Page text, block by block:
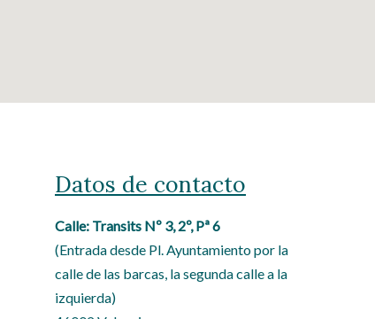
Datos de contacto
Calle: Transits Nº 3, 2º, Pª 6
(Entrada desde Pl. Ayuntamiento por la
calle de las barcas, la segunda calle a la
izquierda)